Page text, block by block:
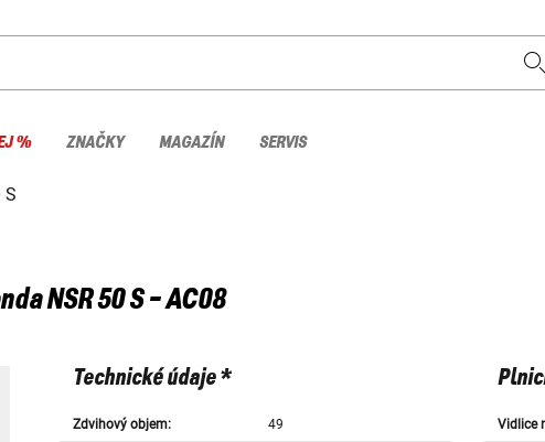
% ZNAČKY MAGAZÍN SERVIS
S
NSR 50 S - AC08
Technické údaje *
Zdvihový objem: 49 Vidlice